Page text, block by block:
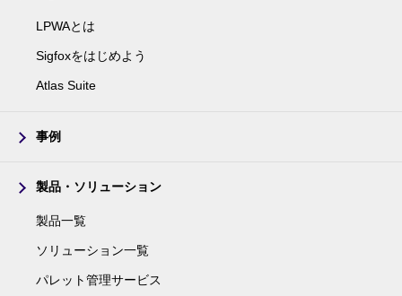
LPWAとは
Sigfoxをはじめよう
Atlas Suite
事例
製品・ソリューション
製品一覧
ソリューション一覧
パレット管理サービス